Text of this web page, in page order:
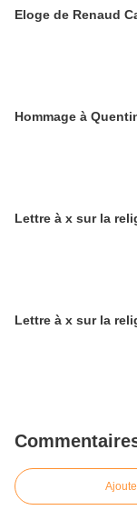
Eloge de Renaud
Hommage à
Lettre à x sur la
Lettre à x sur la